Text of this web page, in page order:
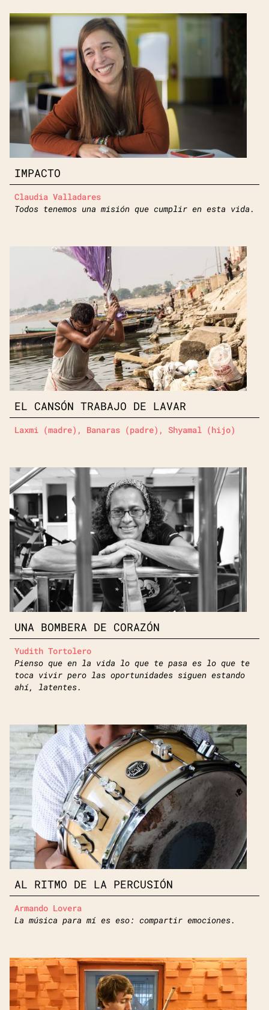
IMPACTO
Claudia Valladares
Todos tenemos una misión que cumplir en esta vida.
EL CANSÓN TRABAJO DE LAVAR
Laxmi (madre), Banaras (padre), Shyamal (hijo)
UNA BOMBERA DE CORAZÓN
Yudith Tortolero
Pienso que en la vida lo que te pasa es lo que te
toca vivir pero las oportunidades siguen estando
ahí, latentes.
AL RITMO DE LA PERCUSIÓN
Armando Lovera
La música para mí es eso: compartir emociones.